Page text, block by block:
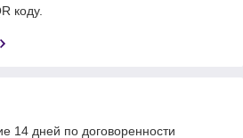
коду.
14 дней по договоренности